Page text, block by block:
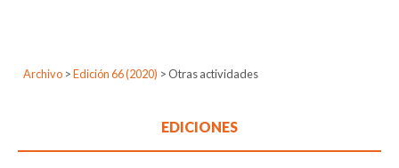
Archivo > Edición 66 (2020) >Otras actividades
EDICIONES